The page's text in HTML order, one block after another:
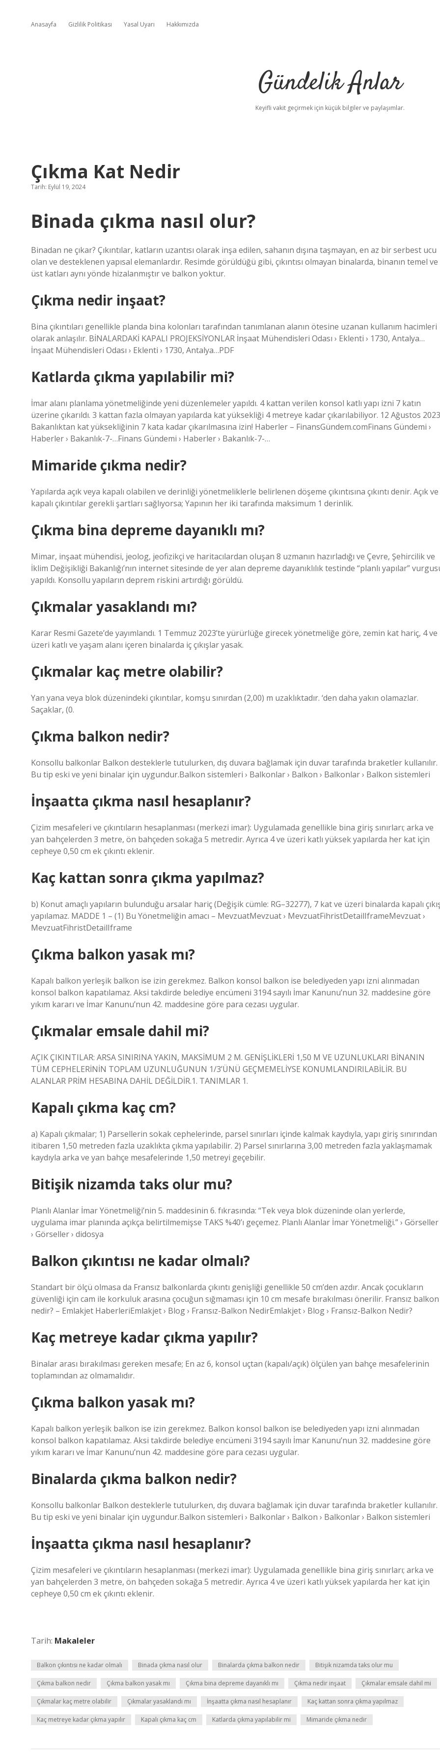
Anasayfa Gizlilik Politikası Yasal Uyarı Hakkımızda
Gündelik Anlar
Keyifli vakit geçirmek için küçük bilgiler ve paylaşımlar.
Çıkma Kat Nedir
Tarih: Eylül 19, 2024
Binada çıkma nasıl olur?
Binadan ne çıkar? Çıkıntılar, katların uzantısı olarak inşa edilen, sahanın dışına taşmayan, en az bir serbest ucu
olan ve desteklenen yapısal elemanlardır. Resimde görüldüğü gibi, çıkıntısı olmayan binalarda, binanın temel ve
üst katları aynı yönde hizalanmıştır ve balkon yoktur.
Çıkma nedir inşaat?
Bina çıkıntıları genellikle planda bina kolonları tarafından tanımlanan alanın ötesine uzanan kullanım hacimleri
olarak anlaşılır. BİNALARDAKİ KAPALI PROJEKSİYONLAR İnşaat Mühendisleri Odası › Eklenti › 1730, Antalya…
İnşaat Mühendisleri Odası › Eklenti › 1730, Antalya…PDF
Katlarda çıkma yapılabilir mi?
İmar alanı planlama yönetmeliğinde yeni düzenlemeler yapıldı. 4 kattan verilen konsol katlı yapı izni 7 katın
üzerine çıkarıldı. 3 kattan fazla olmayan yapılarda kat yüksekliği 4 metreye kadar çıkarılabiliyor. 12 Ağustos 2023
Bakanlıktan kat yüksekliğinin 7 kata kadar çıkarılmasına izin! Haberler – FinansGündem.comFinans Gündemi ›
Haberler › Bakanlık-7-…Finans Gündemi › Haberler › Bakanlık-7-…
Mimaride çıkma nedir?
Yapılarda açık veya kapalı olabilen ve derinliği yönetmeliklerle belirlenen döşeme çıkıntısına çıkıntı denir. Açık ve
kapalı çıkıntılar gerekli şartları sağlıyorsa; Yapının her iki tarafında maksimum 1 derinlik.
Çıkma bina depreme dayanıklı mı?
Mimar, inşaat mühendisi, jeolog, jeofizikçi ve haritacılardan oluşan 8 uzmanın hazırladığı ve Çevre, Şehircilik ve
İklim Değişikliği Bakanlığı’nın internet sitesinde de yer alan depreme dayanıklılık testinde “planlı yapılar”
yapıldı. Konsollu yapıların deprem riskini artırdığı görüldü.
Çıkmalar yasaklandı mı?
Karar Resmi Gazete’de yayımlandı. 1 Temmuz 2023’te yürürlüğe girecek yönetmeliğe göre, zemin kat hariç, 4 ve
üzeri katlı ve yaşam alanı içeren binalarda iç çıkışlar yasak.
Çıkmalar kaç metre olabilir?
Yan yana veya blok düzenindeki çıkıntılar, komşu sınırdan (2,00) m uzaklıktadır. ‘den daha yakın olamazlar.
Saçaklar, (0.
Çıkma balkon nedir?
Konsollu balkonlar Balkon desteklerle tutulurken, dış duvara bağlamak için duvar tarafında braketler kullanılır.
Bu tip eski ve yeni binalar için uygundur.Balkon sistemleri › Balkonlar › Balkon › Balkonlar › Balkon sistemleri
İnşaatta çıkma nasıl hesaplanır?
Çizim mesafeleri ve çıkıntıların hesaplanması (merkezi imar): Uygulamada genellikle bina giriş sınırları; arka ve
yan bahçelerden 3 metre, ön bahçeden sokağa 5 metredir. Ayrıca 4 ve üzeri katlı yüksek yapılarda her kat için
cepheye 0,50 cm ek çıkıntı eklenir.
Kaç kattan sonra çıkma yapılmaz?
b) Konut amaçlı yapıların bulunduğu arsalar hariç (Değişik cümle: RG–32277), 7 kat ve üzeri binalarda kapalı
yapılamaz. MADDE 1 – (1) Bu Yönetmeliğin amacı – MevzuatMevzuat › MevzuatFihristDetailIframeMevzuat ›
MevzuatFihristDetailIframe
Çıkma balkon yasak mı?
Kapalı balkon yerleşik balkon ise izin gerekmez. Balkon konsol balkon ise belediyeden yapı izni alınmadan
konsol balkon kapatılamaz. Aksi takdirde belediye encümeni 3194 sayılı İmar Kanunu’nun 32. maddesine göre
yıkım kararı ve İmar Kanunu’nun 42. maddesine göre para cezası uygular.
Çıkmalar emsale dahil mi?
AÇIK ÇIKINTILAR: ARSA SINIRINA YAKIN, MAKSİMUM 2 M. GENİŞLİKLERİ 1,50 M VE UZUNLUKLARI BİNANIN
TÜM CEPHELERİNİN TOPLAM UZUNLUĞUNUN 1/3’ÜNÜ GEÇMEMELİYSE KONUMLANDIRILABİLİR. BU
ALANLAR PRİM HESABINA DAHİL DEĞİLDİR.1. TANIMLAR 1.
Kapalı çıkma kaç cm?
a) Kapalı çıkmalar; 1) Parsellerin sokak cephelerinde, parsel sınırları içinde kalmak kaydıyla, yapı giriş sınırından
itibaren 1,50 metreden fazla uzaklıkta çıkma yapılabilir. 2) Parsel sınırlarına 3,00 metreden fazla yaklaşmamak
kaydıyla arka ve yan bahçe mesafelerinde 1,50 metreyi geçebilir.
Bitişik nizamda taks olur mu?
Planlı Alanlar İmar Yönetmeliği’nin 5. maddesinin 6. fıkrasında: “Tek veya blok düzeninde olan yerlerde,
uygulama imar planında açıkça belirtilmemişse TAKS %40’ı geçemez. Planlı Alanlar İmar Yönetmeliği.” › Görseller
› Görseller › didosya
Balkon çıkıntısı ne kadar olmalı?
Standart bir ölçü olmasa da Fransız balkonlarda çıkıntı genişliği genellikle 50 cm’den azdır. Ancak çocukların
güvenliği için cam ile korkuluk arasına çocuğun sığmaması için 10 cm mesafe bırakılması önerilir. Fransız balkon
nedir? – Emlakjet HaberleriEmlakjet › Blog › Fransız-Balkon NedirEmlakjet › Blog › Fransız-Balkon Nedir?
Kaç metreye kadar çıkma yapılır?
Binalar arası bırakılması gereken mesafe; En az 6, konsol uçtan (kapalı/açık) ölçülen yan bahçe mesafelerinin
toplamından az olmamalıdır.
Çıkma balkon yasak mı?
Kapalı balkon yerleşik balkon ise izin gerekmez. Balkon konsol balkon ise belediyeden yapı izni alınmadan
konsol balkon kapatılamaz. Aksi takdirde belediye encümeni 3194 sayılı İmar Kanunu’nun 32. maddesine göre
yıkım kararı ve İmar Kanunu’nun 42. maddesine göre para cezası uygular.
Binalarda çıkma balkon nedir?
Konsollu balkonlar Balkon desteklerle tutulurken, dış duvara bağlamak için duvar tarafında braketler kullanılır.
Bu tip eski ve yeni binalar için uygundur.Balkon sistemleri › Balkonlar › Balkon › Balkonlar › Balkon sistemleri
İnşaatta çıkma nasıl hesaplanır?
Çizim mesafeleri ve çıkıntıların hesaplanması (merkezi imar): Uygulamada genellikle bina giriş sınırları; arka ve
yan bahçelerden 3 metre, ön bahçeden sokağa 5 metredir. Ayrıca 4 ve üzeri katlı yüksek yapılarda her kat için
cepheye 0,50 cm ek çıkıntı eklenir.
Tarih: Makaleler
Balkon çıkıntısı ne kadar olmalı Binada çıkma nasıl olur Binalarda çıkma balkon nedir Bitişik nizamda taks olur mu
Çıkma balkon nedir Çıkma balkon yasak mı Çıkma bina depreme dayanıklı mı Çıkma nedir inşaat Çıkmalar emsale dahil mi
Çıkmalar kaç metre olabilir Çıkmalar yasaklandı mı İnşaatta çıkma nasıl hesaplanır Kaç kattan sonra çıkma yapılmaz
Kaç metreye kadar çıkma yapılır Kapalı çıkma kaç cm Katlarda çıkma yapılabilir mi Mimaride çıkma nedir